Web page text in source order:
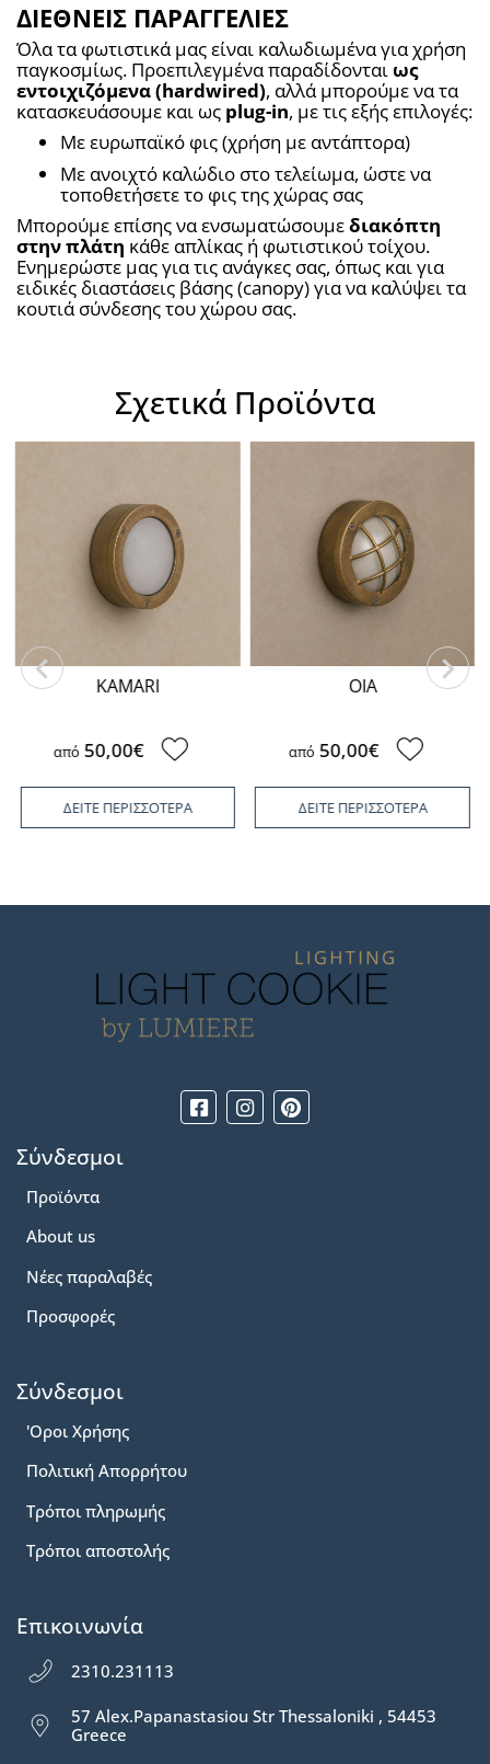
ΔΙΕΘΝΕΙΣ ΠΑΡΑΓΓΕΛΙΕΣ
Όλα τα φωτιστικά μας είναι καλωδιωμένα για χρήση
παγκοσμίως. Προεπιλεγμένα παραδίδονται ως
εντοιχιζόμενα (hardwired), αλλά μπορούμε να τα
κατασκευάσουμε και ως plug-in, με τις εξής επιλογές:
Με ευρωπαϊκό φις (χρήση με αντάπτορα)
Με ανοιχτό καλώδιο στο τελείωμα, ώστε να
τοποθετήσετε το φις της χώρας σας
Μπορούμε επίσης να ενσωματώσουμε διακόπτη
στην πλάτη κάθε απλίκας ή φωτιστικού τοίχου.
Ενημερώστε μας για τις ανάγκες σας, όπως και για
ειδικές διαστάσεις βάσης (canopy) για να καλύψει τα
κουτιά σύνδεσης του χώρου σας.
Σχετικά Προϊόντα
KAMARI
από 50,00€
ΔΕΙΤΕ ΠΕΡΙΣΣΟΤΕΡΑ
OIA
από 50,00€
ΔΕΙΤΕ ΠΕΡΙΣΣΟΤΕΡΑ
Σύνδεσμοι
Προϊόντα
About us
Νέες παραλαβές
Προσφορές
Σύνδεσμοι
'Οροι Χρήσης
Πολιτική Απορρήτου
Τρόποι πληρωμής
Τρόποι αποστολής
Επικοινωνία
2310.231113
57 Alex.Papanastasiou Str Thessaloniki , 54453
Greece